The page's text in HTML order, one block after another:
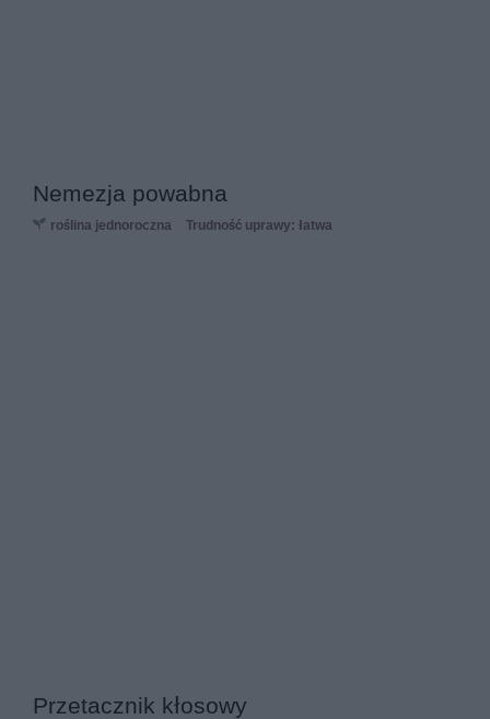
Nemezja powabna
roślina jednoroczna Trudność uprawy: łatwa
Przetacznik kłosowy